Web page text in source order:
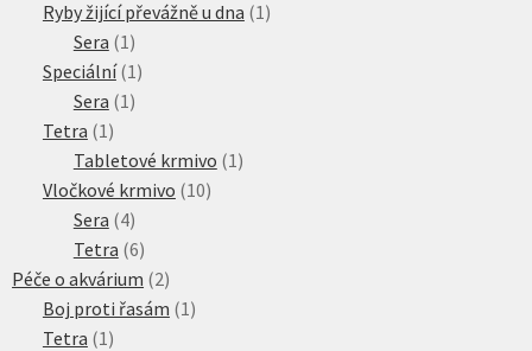
produkt
Ryby žijící převážně u dna 11
Sera 11
produkt
Speciální 11
Sera 11
Tetra 11
produkt
Tabletové krmivo 11
Vločkové krmivo 1010
Sera 44
produkty
Tetra 66
produktů
Péče o akvárium 22
produkty
Boj proti řasám 11
Tetra 11